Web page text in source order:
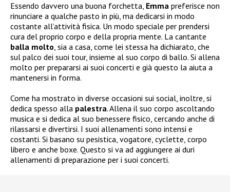
Essendo davvero una buona forchetta, Emma preferisce non
rinunciare a qualche pasto in più, ma dedicarsi in modo
costante all’attività fisica. Un modo speciale per prendersi
cura del proprio corpo e della propria mente. La cantante
balla molto, sia a casa, come lei stessa ha dichiarato, che
sul palco dei suoi tour, insieme al suo corpo di ballo. Si allena
molto per prepararsi ai suoi concerti e già questo la aiuta a
mantenersi in forma.
Come ha mostrato in diverse occasioni sui social, inoltre, si
dedica spesso alla palestra. Allena il suo corpo ascoltando
musica e si dedica al suo benessere fisico, cercando anche di
rilassarsi e divertirsi. I suoi allenamenti sono intensi e
costanti. Si basano su pesistica, vogatore, cyclette, corpo
libero e anche boxe. Questo si va ad aggiungere ai duri
allenamenti di preparazione per i suoi concerti.